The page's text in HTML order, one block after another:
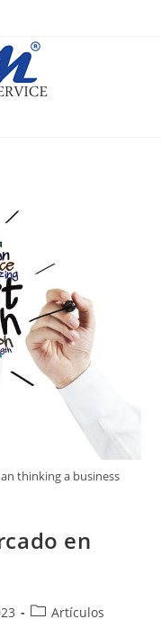
thinking a business
en
Artículos